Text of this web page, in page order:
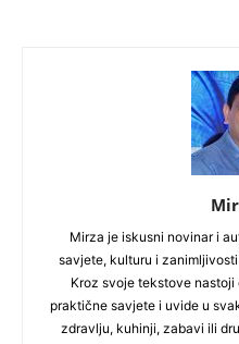
Mirza je iskusni novinar i
savjete, kulturu i
Kroz svoje tekstove
praktične savjete i uvide u
zdravlju, kuhinji, zabavi ili